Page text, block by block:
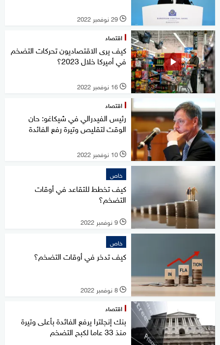
l 29 نوفمبر 2022
اقتصاد
كيف يرى الاقتصاديون تحركات التضخم
في أميركا خلال 2023؟
l 16 نوفمبر 2022
اقتصاد
رئيس الفيدرالي في شيكاغو: حان
الوقت لتقليص وتيرة رفع الفائدة
l 10 نوفمبر 2022
خاص
كيف تخطط للتقاعد في أوقات
التضخم؟
l 9 نوفمبر 2022
خاص
كيف تدخر في أوقات التضخم؟
l 8 نوفمبر 2022
اقتصاد
بنك إنجلترا يرفع الفائدة بأعلى وتيرة
منذ 33 عاما لكبح التضخم